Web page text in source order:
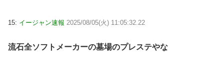
15: イージャン速報 2025/08/05(火) 11:05:32.22
流石全ソフトメーカーの墓場のプレステやな